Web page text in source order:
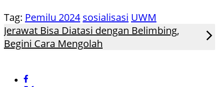
Tag: Pemilu 2024 sosialisasi UWM
Jerawat Bisa Diatasi dengan Belimbing,
Begini Cara Mengolah